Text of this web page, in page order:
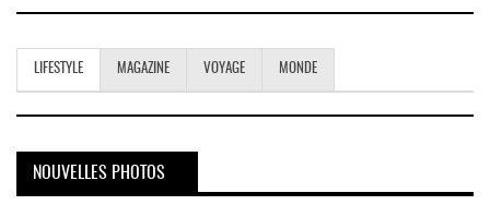
LIFESTYLE MAGAZINE VOYAGE MONDE
NOUVELLES PHOTOS